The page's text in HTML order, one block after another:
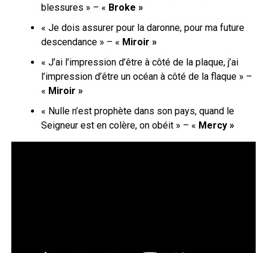
blessures » – « Broke »
« Jе dois assurer pour la daronne, pour ma future
descendance » – « Miroir »
« J’ai l’impression d’être à côté de la plaque, j’ai
l’impression d’être un océan à côté de la flaque » –
« Miroir »
« Nulle n’est prophète dans son pays, quand le
Seigneur est en colère, on obéit » – « Mercy »